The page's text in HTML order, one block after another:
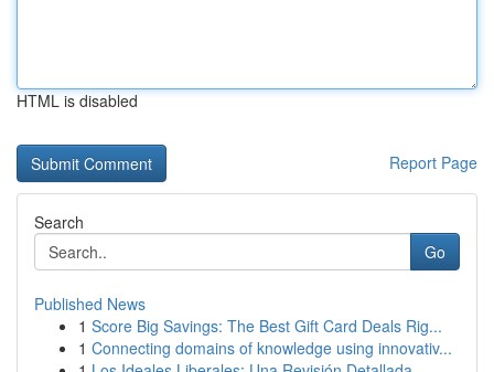
HTML is disabled
Report Page
Search
Go
Published News
1 Score Big Savings: The Best Gift Card Deals Rig...
1 Connecting domains of knowledge using innovativ...